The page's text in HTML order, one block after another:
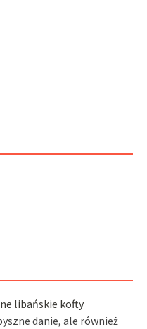
libańskie kofty
danie, ale również